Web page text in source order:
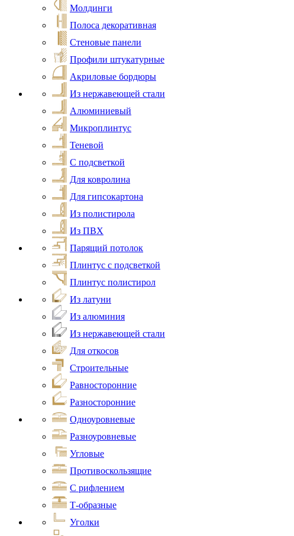
Молдинги
Полоса декоративная
Стеновые панели
Профили штукатурные
Акриловые бордюры
Из нержавеющей стали
Алюминиевый
Микроплинтус
Теневой
С подсветкой
Для ковролина
Для гипсокартона
Из полистирола
Из ПВХ
Парящий потолок
Плинтус с подсветкой
Плинтус полистирол
Из латуни
Из алюминия
Из нержавеющей стали
Для откосов
Строительные
Равносторонние
Разносторонние
Одноуровневые
Разноуровневые
Угловые
Противоскользящие
С рифлением
Т-образные
Уголки